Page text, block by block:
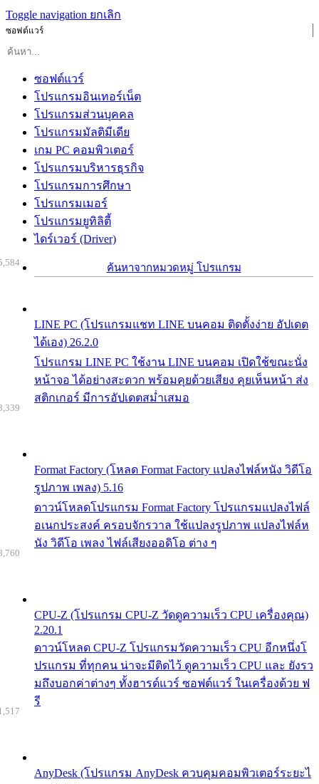
Toggle navigation ยกเลิก
ซอฟต์แวร์
ซอฟต์แวร์
โปรแกรมอินเทอร์เน็ต
โปรแกรมส่วนบุคคล
โปรแกรมมัลติมีเดีย
เกม PC คอมพิวเตอร์
โปรแกรมบริหารธุรกิจ
โปรแกรมการศึกษา
โปรแกรมเมอร์
โปรแกรมยูทิลิตี้
ไดร์เวอร์ (Driver)
ค้นหาจากหมวดหมู่ โปรแกรม
LINE PC (โปรแกรมแชท LINE บนคอม ติดตั้งง่าย อัปเดต
ได้เอง) 26.2.0
โปรแกรม LINE PC ใช้งาน LINE บนคอม เปิดใช้ขณะนั่ง
หน้าจอ ได้อย่างสะดวก พร้อมคุยด้วยเสียง คุยเห็นหน้า ส่ง
สติกเกอร์ มีการอัปเดตสม่ำเสมอ
Format Factory (โหลด Format Factory แปลงไฟล์หนัง วิดีโอ
รูปภาพ เพลง) 5.16
ดาวน์โหลดโปรแกรม Format Factory โปรแกรมแปลงไฟล์
อเนกประสงค์ ครอบจักรวาล ใช้แปลงรูปภาพ แปลงไฟล์ห
นัง วิดีโอ เพลง ไฟล์เสียงออดิโอ ต่าง ๆ
CPU-Z (โปรแกรม CPU-Z วัดดูความเร็ว CPU เครื่องคุณ)
2.20.1
ดาวน์โหลด CPU-Z โปรแกรมวัดความเร็ว CPU อีกหนึ่งโ
ปรแกรม ที่ทุกคน น่าจะมีติดไว้ ดูความเร็ว CPU และ ยังรว
มถึงบอกค่าต่างๆ ทั้งฮารด์แวร์ ซอฟต์แวร์ ในเครื่องด้วย ฟ
รี
AnyDesk (โปรแกรม AnyDesk ควบคุมคอมพิวเตอร์ระยะไ